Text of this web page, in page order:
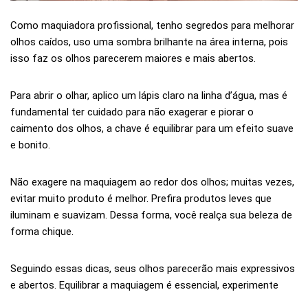
Como maquiadora profissional, tenho segredos para melhorar
olhos caídos, uso uma sombra brilhante na área interna, pois
isso faz os olhos parecerem maiores e mais abertos.
Para abrir o olhar, aplico um lápis claro na linha d’água, mas é
fundamental ter cuidado para não exagerar e piorar o
caimento dos olhos, a chave é equilibrar para um efeito suave
e bonito.
Não exagere na maquiagem ao redor dos olhos; muitas vezes,
evitar muito produto é melhor. Prefira produtos leves que
iluminam e suavizam. Dessa forma, você realça sua beleza de
forma chique.
Seguindo essas dicas, seus olhos parecerão mais expressivos
e abertos. Equilibrar a maquiagem é essencial, experimente